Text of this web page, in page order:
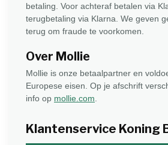
betaling. Voor achteraf betalen via
terugbetaling via Klarna. We geven
terug om fraude te voorkomen.
Over Mollie
Mollie is onze betaalpartner en
Europese eisen. Op je afschrift
info op mollie.com
Klantenservice Koning